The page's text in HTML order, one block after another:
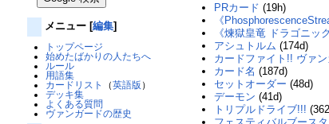
メニュー [編集]
トップページ
始めたばかりの人たちへ
ルール
用語集
カードリスト
（英語版 ）
デッキ集
よくある質問
ヴァンガードの歴史
PRカード (19h)
《
《煉獄皇竜 ドラゴニッ
アシュトルム (174d)
カードファイト!! ヴァ
カード名 (187d)
セットオーダー (48d)
デーモン (41d)
トリプルドライブ!!!